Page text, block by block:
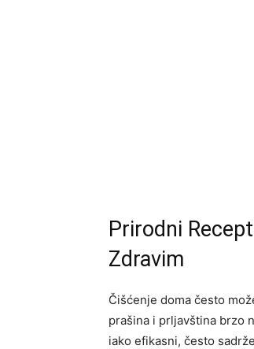
Prirodni
Zdravim
Čišćenje doma često
prašina i prljavština brzo
iako efikasni, često sadrže